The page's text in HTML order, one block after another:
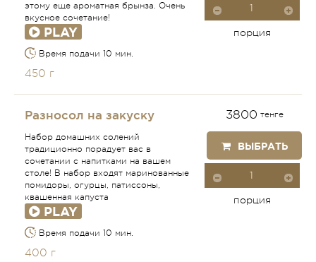
этому еще ароматная брынза. Очень
вкусное сочетание!
PLAY
Время подачи 10 мин.
450 г
порция
Разносол на закуску
Набор домашних солений
традиционно порадует вас в
сочетании с напитками на вашем
столе! В набор входят маринованные
помидоры, огурцы, патиссоны,
квашенная капуста
PLAY
Время подачи 10 мин.
400 г
3800 тенге
ВЫБРАТЬ
порция